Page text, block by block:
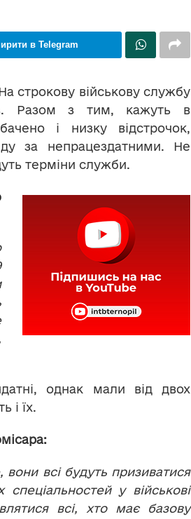
в Telegram
строкову військову службу
Разом з тим, кажуть в
і низку відстрочок,
за непрацездатними. Не
терміни служби.
однак мали від двох
і їх.
всі будуть призиватися
у військові
всі, хто має базову